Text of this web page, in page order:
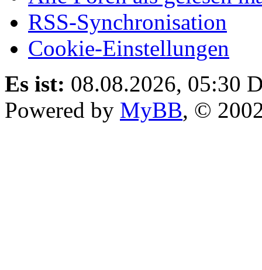
RSS-Synchronisation
Cookie-Einstellungen
Es ist: 08.08.2026, 05:30
Powered by MyBB, ©